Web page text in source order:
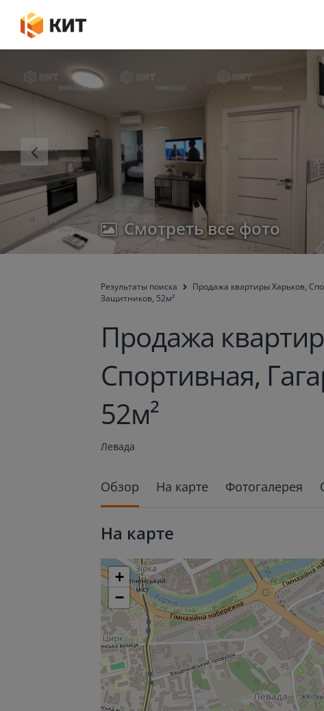
Смотреть все фото
Результаты поиска
Продажа квартиры Харьков,
Защитников, 52м²
Продажа
Спортивная,
52м²
Левада
Обзор На карте Фотогалерея
На карте
+
−